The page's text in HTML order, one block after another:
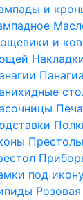
и
и
под